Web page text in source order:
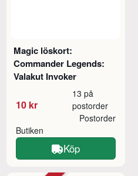
Magic löskort:
Commander Legends:
Valakut Invoker
10 kr
13 på
postorder
Butiken
Postorder
Köp